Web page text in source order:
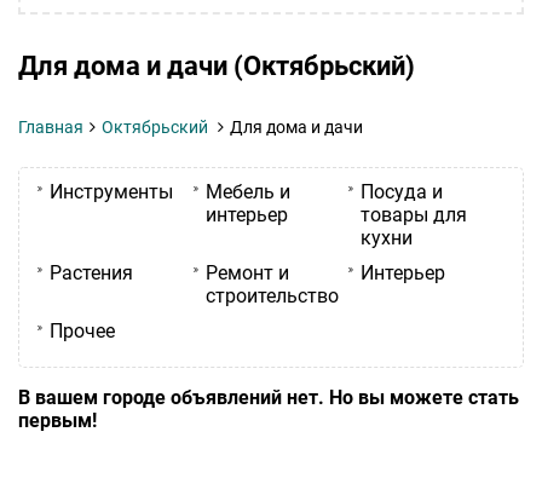
Для дома и дачи (Октябрьский)
Главная Октябрьский Для дома и дачи
Инструменты
Мебель и
интерьер
Посуда и
товары для
кухни
Растения
Ремонт и
строительство
Интерьер
Прочее
В вашем городе объявлений нет. Но вы можете стать
первым!